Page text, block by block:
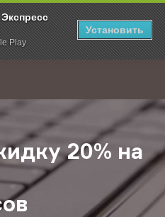
Play
Установить
КСЭ дарит скидку 20% на
20% на